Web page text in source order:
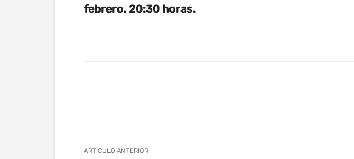
febrero. 20:30 horas.
ARTÍCULO ANTERIOR